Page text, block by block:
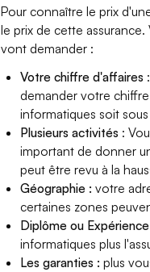
Pour connaître le prix
le prix de cette
vont demander :
Votre chiffre d'affaires
demander votre
informatiques soit
Plusieurs activités :
important de donner
peut être revu à la
Géographie :votre
certaines zones
Diplôme ou
informatiques plus
Les garanties :plus